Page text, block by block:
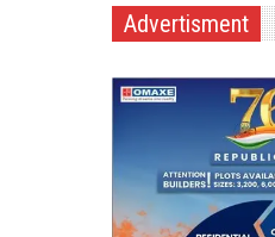
Advertisment